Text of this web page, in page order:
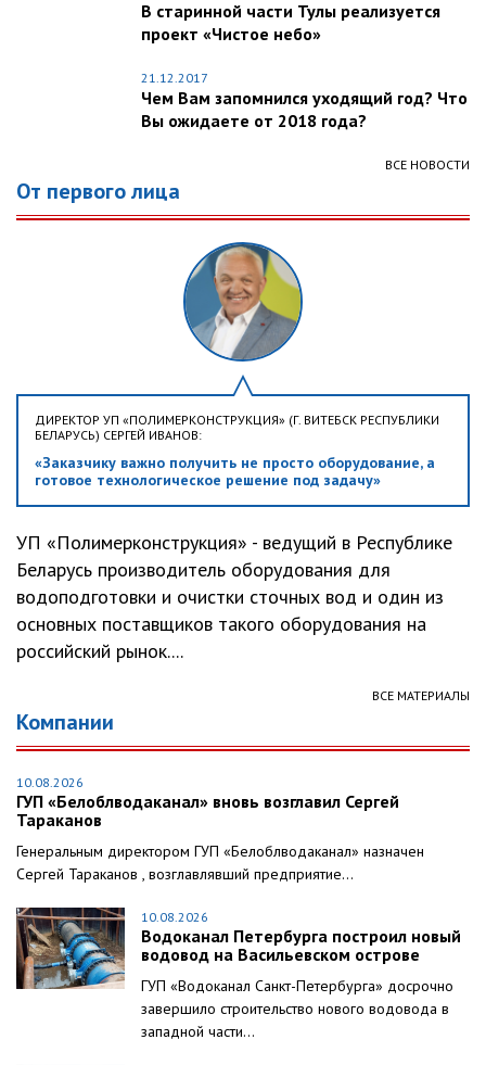
В старинной части Тулы реализуется
проект «Чистое небо»
21.12.2017
Чем Вам запомнился уходящий год? Что
Вы ожидаете от 2018 года?
ВСЕ НОВОСТИ
От первого лица
ДИРЕКТОР УП «ПОЛИМЕРКОНСТРУКЦИЯ» (Г. ВИТЕБСК РЕСПУБЛИКИ
БЕЛАРУСЬ) СЕРГЕЙ ИВАНОВ:
«Заказчику важно получить не просто оборудование, а
готовое технологическое решение под задачу»
УП «Полимерконструкция» - ведущий в Республике
Беларусь производитель оборудования для
водоподготовки и очистки сточных вод и один из
основных поставщиков такого оборудования на
российский рынок....
ВСЕ МАТЕРИАЛЫ
Компании
10.08.2026
ГУП «Белоблводаканал» вновь возглавил Сергей
Тараканов
Генеральным директором ГУП «Белоблводаканал» назначен
Сергей Тараканов , возглавлявший предприятие...
10.08.2026
Водоканал Петербурга построил новый
водовод на Васильевском острове
ГУП «Водоканал Санкт-Петербурга» досрочно
завершило строительство нового водовода в
западной части...